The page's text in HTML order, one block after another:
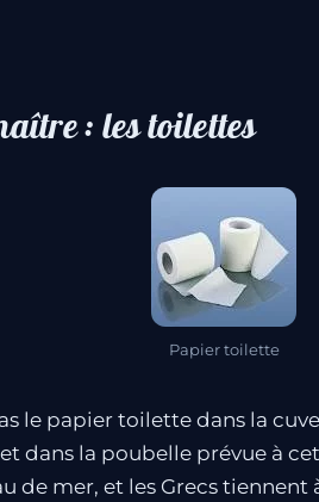
: les toilettes
Papier toilette
le papier toilette dans la
dans la poubelle prévue à
de mer, et les Grecs